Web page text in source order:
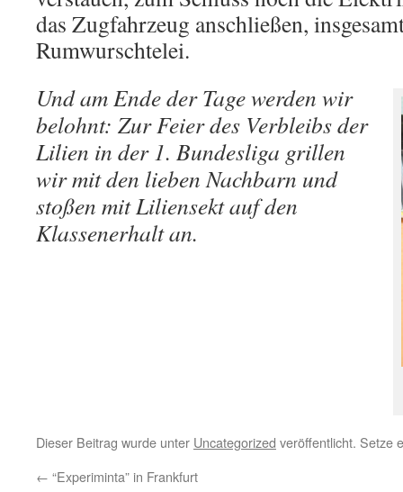
das Zugfahrzeug anschließen,
Rumwurschtelei.
Und am Ende der Tage werden wir
belohnt: Zur Feier des Verbleibs der
Lilien in der 1. Bundesliga grillen
wir mit den lieben Nachbarn und
stoßen mit Liliensekt auf den
Klassenerhalt an.
Dieser Beitrag wurde unter Uncategorized veröffentlicht. Setze
← “Experiminta” in Frankfurt